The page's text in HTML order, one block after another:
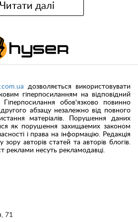
Читати далі
71
дозволяється використовувати
гіперпосиланням на відповідний
Гіперпосилання обов'язково повинно
абзацу незалежно від повного
матеріалів. Порушення даних
як порушення захищаемих законом
і права на інформацію. Редакція
авторів статей та авторів блогів.
реклами несуть рекламодавці.